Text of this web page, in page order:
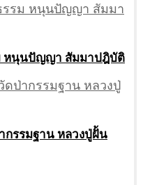
หนุนปัญญา สัมมาปฎิบัติ
กรรมฐาน หลวงปู่ฝั้น